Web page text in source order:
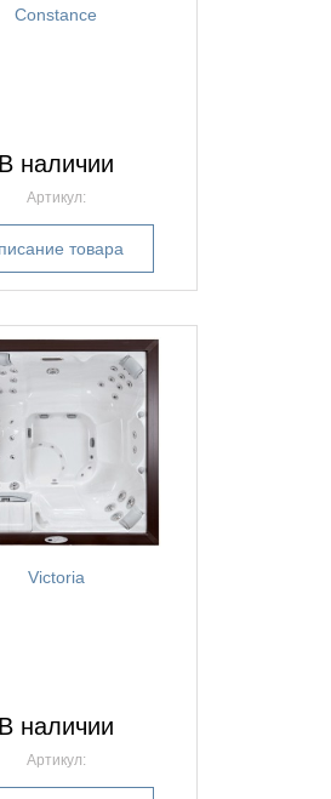
Constance
В наличии
Артикул:
товара
Victoria
В наличии
Артикул: